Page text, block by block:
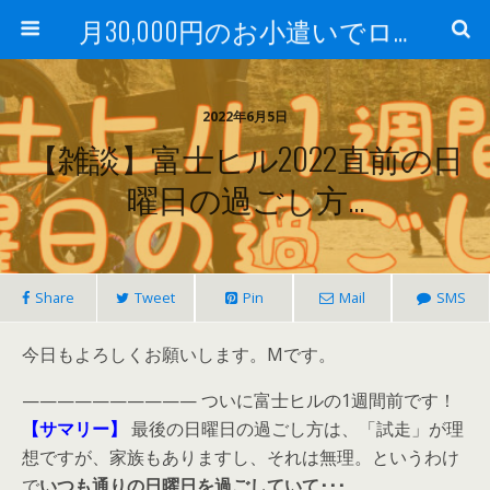
月30,000円のお小遣いでロードバイク
2022年6月5日
【雑談】富士ヒル2022直前の日
曜日の過ごし方…
Share Tweet Pin Mail SMS
今日もよろしくお願いします。Mです。
—————————— ついに富士ヒルの1週間前です！
【サマリー】
最後の日曜日の過ごし方は、「試走」が理
想ですが、家族もありますし、それは無理。というわけ